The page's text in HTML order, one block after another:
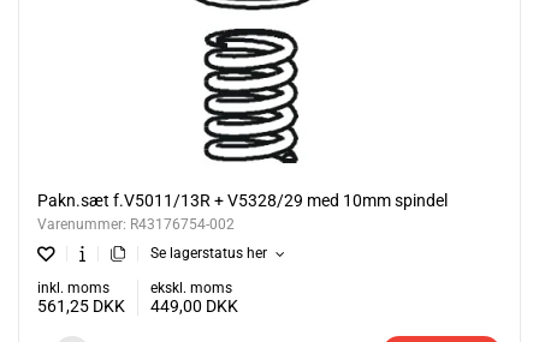
Pakn.sæt f.V5011/13R + V5328/29 med 10mm spindel
Varenummer: R43176754-002
Se lagerstatus her
inkl. moms
561,25 DKK
ekskl. moms
449,00 DKK